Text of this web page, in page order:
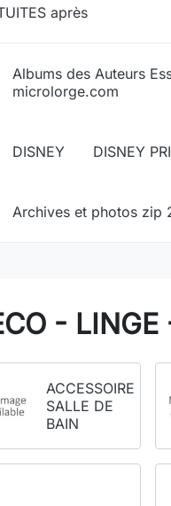
après
Albums des Auteurs
microlorge.com
DISNEY DISNEY
Archives et photos zip
-
ACCESSOIRE
SALLE DE
BAIN